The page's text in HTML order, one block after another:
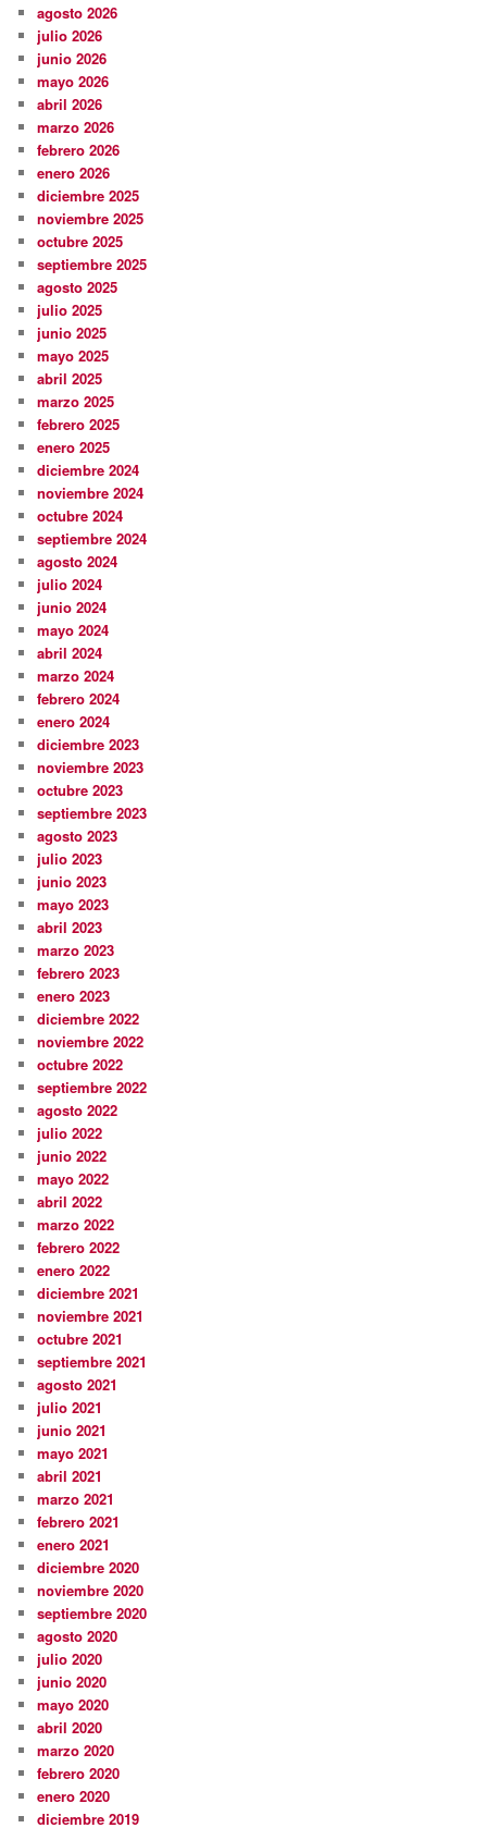
agosto 2026
julio 2026
junio 2026
mayo 2026
abril 2026
marzo 2026
febrero 2026
enero 2026
diciembre 2025
noviembre 2025
octubre 2025
septiembre 2025
agosto 2025
julio 2025
junio 2025
mayo 2025
abril 2025
marzo 2025
febrero 2025
enero 2025
diciembre 2024
noviembre 2024
octubre 2024
septiembre 2024
agosto 2024
julio 2024
junio 2024
mayo 2024
abril 2024
marzo 2024
febrero 2024
enero 2024
diciembre 2023
noviembre 2023
octubre 2023
septiembre 2023
agosto 2023
julio 2023
junio 2023
mayo 2023
abril 2023
marzo 2023
febrero 2023
enero 2023
diciembre 2022
noviembre 2022
octubre 2022
septiembre 2022
agosto 2022
julio 2022
junio 2022
mayo 2022
abril 2022
marzo 2022
febrero 2022
enero 2022
diciembre 2021
noviembre 2021
octubre 2021
septiembre 2021
agosto 2021
julio 2021
junio 2021
mayo 2021
abril 2021
marzo 2021
febrero 2021
enero 2021
diciembre 2020
noviembre 2020
septiembre 2020
agosto 2020
julio 2020
junio 2020
mayo 2020
abril 2020
marzo 2020
febrero 2020
enero 2020
diciembre 2019